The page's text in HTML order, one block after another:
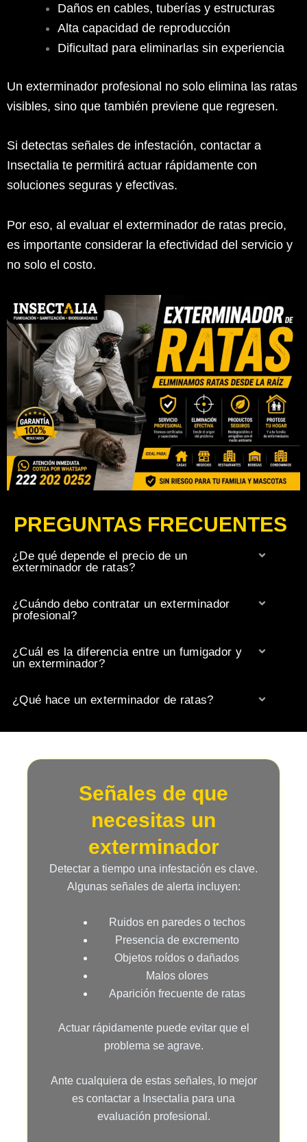
Daños en cables, tuberías y estructuras
Alta capacidad de reproducción
Dificultad para eliminarlas sin experiencia
Un exterminador profesional no solo elimina las ratas
visibles, sino que también previene que regresen.
Si detectas señales de infestación, contactar a
Insectalia te permitirá actuar rápidamente con
soluciones seguras y efectivas.
Por eso, al evaluar el exterminador de ratas precio,
es importante considerar la efectividad del servicio y
no solo el costo.
PREGUNTAS FRECUENTES
¿De qué depende el precio de un
exterminador de ratas?
¿Cuándo debo contratar un exterminador
profesional?
¿Cuál es la diferencia entre un fumigador y
un exterminador?
¿Qué hace un exterminador de ratas?
Señales de que
necesitas un
exterminador
Detectar a tiempo una infestación es clave.
Algunas señales de alerta incluyen:
Ruidos en paredes o techos
Presencia de excremento
Objetos roídos o dañados
Malos olores
Aparición frecuente de ratas
Actuar rápidamente puede evitar que el
problema se agrave.
Ante cualquiera de estas señales, lo mejor
es contactar a Insectalia para una
evaluación profesional.